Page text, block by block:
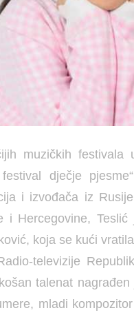
muzičkih
festival dječje
i izvođača iz
i Hercegovine,
koja se kući
televizije
talenat
mladi